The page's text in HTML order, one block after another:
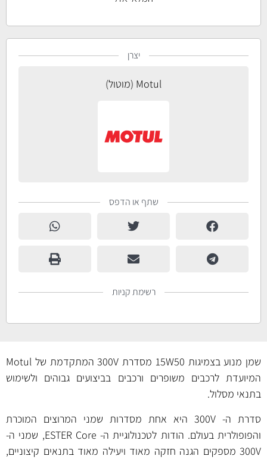
יצרן
Motul (מוטול)
שתף או הדפס
רשימת קניות
שמן מנוע בצמיגות 15W50 מסדרת 300V המתקדמת של Motul
המיועדת לרכבים משופרים ורכבים בביצועים גבוהים ולשימוש
בתנאי מסלול.
סדרת ה- 300V היא אחת מסדרות שמני המרוצים המוכרת
והפופולרית בעולם. הודות לטכנולוגיית ה- ESTER Core, שמני ה-
300V מספקים הגנה חזקה מאוד ויעילה מאוד בתנאים קיצוניים,